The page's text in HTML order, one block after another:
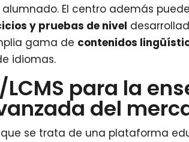
El centro además puede
y pruebas de nivel
gama de contenidos
idiomas.
para la
del
se trata de una plataforma